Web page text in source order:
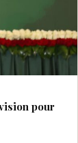
pour